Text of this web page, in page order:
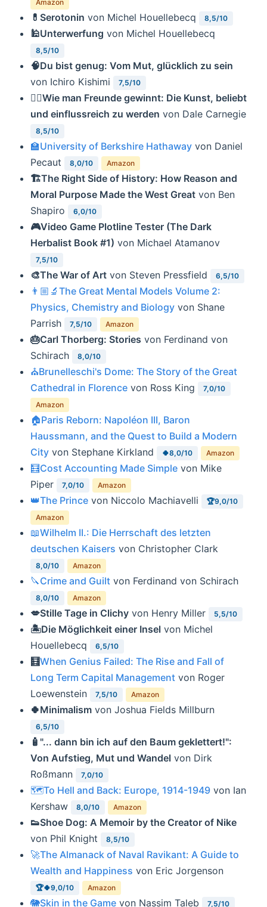
Amazon
💊Serotonin von Michel Houellebecq 8,5/10
🕌Unterwerfung von Michel Houellebecq
8,5/10
🧠Du bist genug: Vom Mut, glücklich zu sein
von Ichiro Kishimi
7,5/10
👯‍♀️Wie man Freunde gewinnt: Die Kunst, beliebt
und einflussreich zu werden von Dale Carnegie
8,5/10
🏫University of Berkshire Hathaway von Daniel
Pecaut
8,0/10 Amazon
🏗The Right Side of History: How Reason and
Moral Purpose Made the West Great von Ben
Shapiro
6,0/10
🎮Video Game Plotline Tester (The Dark
Herbalist Book #1) von Michael Atamanov
7,5/10
🎨The War of Art von Steven Pressfield 6,5/10
👨🏼‍🔬The Great Mental Models Volume 2:
Physics, Chemistry and Biology von Shane
Parrish
7,5/10 Amazon
🎂Carl Thorberg: Stories von Ferdinand von
Schirach
8,0/10
⛪️Brunelleschi's Dome: The Story of the Great
Cathedral in Florence von Ross King
7,0/10
Amazon
🏠Paris Reborn: Napoléon III, Baron
Haussmann, and the Quest to Build a Modern
City von Stephane Kirkland 🍀8,0/10 Amazon
🧮Cost Accounting Made Simple von Mike
Piper
7,0/10 Amazon
👑The Prince von Niccolo Machiavelli
🏆9,0/10
Amazon
📖Wilhelm II.: Die Herrschaft des letzten
deutschen Kaisers von Christopher Clark
8,0/10 Amazon
🔪Crime and Guilt von Ferdinand von Schirach
8,0/10 Amazon
💋Stille Tage in Clichy von Henry Miller 5,5/10
🏝Die Möglichkeit einer Insel von Michel
Houellebecq
6,5/10
🧮When Genius Failed: The Rise and Fall of
Long Term Capital Management von Roger
Loewenstein
7,5/10 Amazon
🍀Minimalism von Joshua Fields Millburn
6,5/10
🧴"... dann bin ich auf den Baum geklettert!":
Von Aufstieg, Mut und Wandel von Dirk
Roßmann
7,0/10
🗺To Hell and Back: Europe, 1914-1949 von Ian
Kershaw
8,0/10 Amazon
👟Shoe Dog: A Memoir by the Creator of Nike
von Phil Knight
8,5/10
🚀The Almanack of Naval Ravikant: A Guide to
Wealth and Happiness von Eric Jorgenson
🏆🍀9,0/10 Amazon
🐘Skin in the Game von Nassim Taleb 7,5/10